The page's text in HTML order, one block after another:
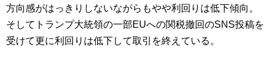
方向感がはっきりしないながらもやや利回りは低下傾向。
そしてトランプ大統領の一部EUへの関税撤回のSNS投稿を
受けて更に利回りは低下して取引を終えている。